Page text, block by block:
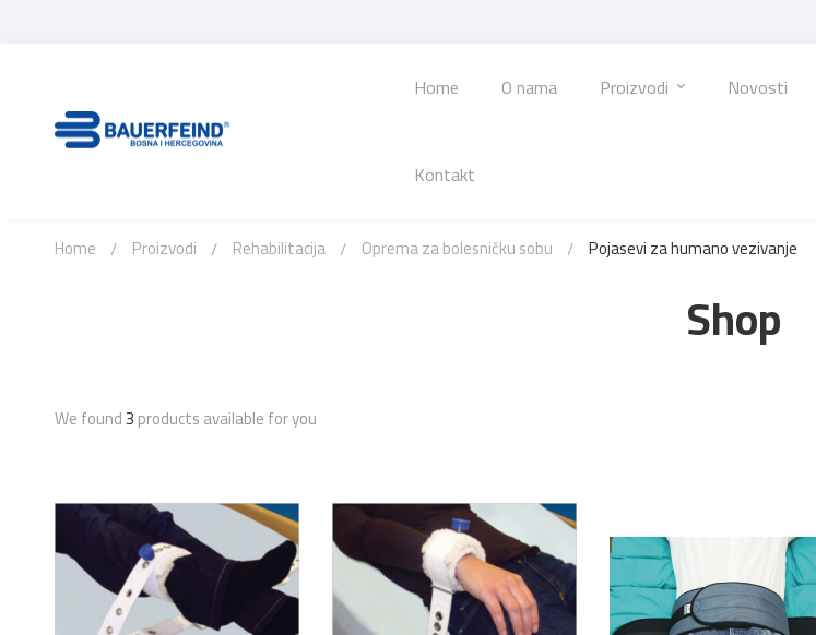
Home O nama Proizvodi Novosti
Kontakt
Shop
Home Proizvodi Rehabilitacija Oprema za bolesničku sobu Pojasevi za humano vezivanje
We found3products available for you